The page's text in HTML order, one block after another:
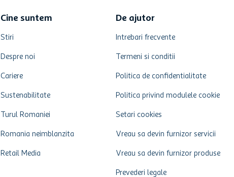
Cine suntem
Stiri
Despre noi
Cariere
Sustenabilitate
Turul Romaniei
Romania neimblanzita
Retail Media
De ajutor
Intrebari frecvente
Termeni si conditii
Politica de confidentialitate
Politica privind modulele cookie
Setari cookies
Vreau sa devin furnizor servicii
Vreau sa devin furnizor produse
Prevederi legale